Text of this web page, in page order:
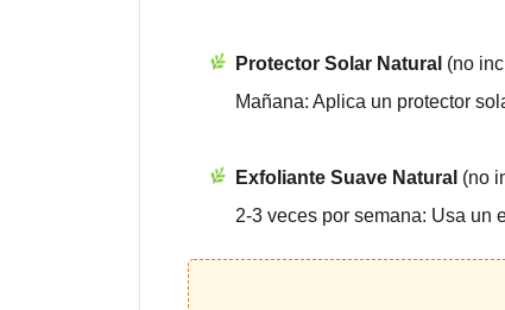
Protector Solar Natural (no
Mañana: Aplica un protector
Exfoliante Suave Natural (no
2-3 veces por semana: Usa un